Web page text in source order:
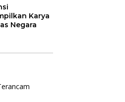
Karya
Negara